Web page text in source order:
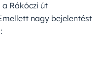
Rákóczi út
nagy bejelentést